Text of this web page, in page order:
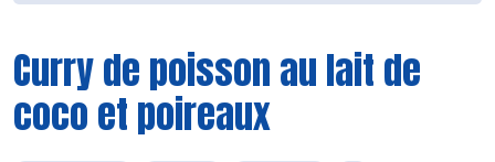
Curry de poisson au lait de
coco et poireaux